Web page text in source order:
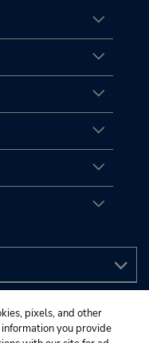
pixels, and other
you provide